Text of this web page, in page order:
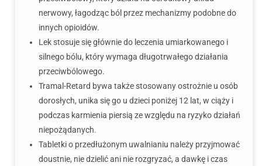
nerwowy, łagodząc ból przez mechanizmy podobne do
innych opioidów.
Lek stosuje się głównie do leczenia umiarkowanego i
silnego bólu, który wymaga długotrwałego działania
przeciwbólowego.
Tramal-Retard bywa także stosowany ostrożnie u osób
dorosłych, unika się go u dzieci poniżej 12 lat, w ciąży i
podczas karmienia piersią ze względu na ryzyko działań
niepożądanych.
Tabletki o przedłużonym uwalnianiu należy przyjmować
doustnie, nie dzielić ani nie rozgryzać, a dawkę i czas